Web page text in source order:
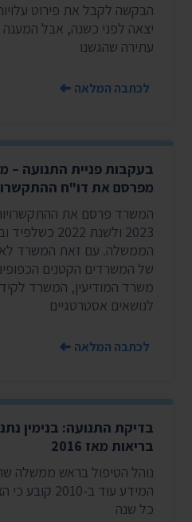
הבקשה לקבל את פירוט
יצאה לפני כשנה, אבל המענה
עתירה שהגשנו
לכתבה המלאה
בעקבות פניית התנועה
מפרסם את דו"ח
המשרד פרסם את
2023 ולשנת
הממשלה. עם זאת המשרד
של המשרדים הקטנים
משרד המודיעין, המשרד
לנושאים אסטרטגיים
לכתבה המלאה
בדיקת התנועה: בנימין
בריאות מאז 2016
נוהל הטיפול בראש ממשלה
המידע עוד ב-
כל שנה